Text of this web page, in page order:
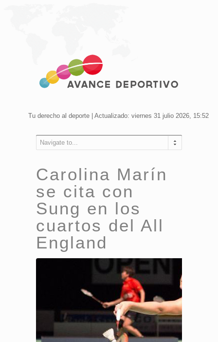
Tu derecho al deporte | Actualizado: viernes 31 julio 2026, 15:52
Navigate to...
Carolina Marín
se cita con
Sung en los
cuartos del All
England